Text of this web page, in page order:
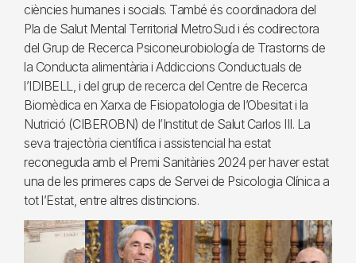
ciències humanes i socials. També és coordinadora del
Pla de Salut Mental Territorial MetroSud i és codirectora
del Grup de Recerca Psiconeurobiología de Trastorns de
la Conducta alimentària i Addiccions Conductuals de
l’IDIBELL, i del grup de recerca del Centre de Recerca
Biomèdica en Xarxa de Fisiopatologia de l’Obesitat i la
Nutrició (CIBEROBN) de l’Institut de Salut Carlos III. La
seva trajectòria científica i assistencial ha estat
reconeguda amb el Premi Sanitàries 2024 per haver estat
una de les primeres caps de Servei de Psicologia Clínica a
tot l’Estat, entre altres distincions.